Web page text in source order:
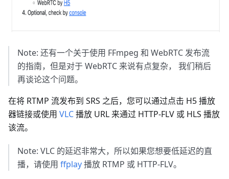
Note: 还有一个关于使用 FFmpeg 和 WebRTC 发布流
的指南，但是对于 WebRTC 来说有点复杂， 我们稍后
再谈论这个问题。
在将 RTMP 流发布到 SRS 之后，您可以通过点击 H5 播放
器链接或使用 VLC播放 URL 来通过 HTTP-FLV 或 HLS 播放
该流。
Note: VLC 的延迟非常大，所以如果您想要低延迟的直
播，请使用 ffplay播放 RTMP 或 HTTP-FLV。